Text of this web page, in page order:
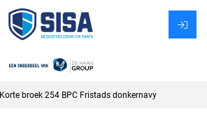
Korte broek 254 BPC Fristads donkernavy